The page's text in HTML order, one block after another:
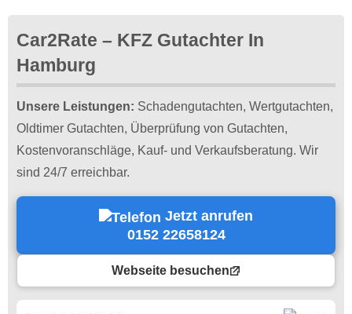
Car2Rate – KFZ Gutachter In
Hamburg
Unsere Leistungen: Schadengutachten, Wertgutachten,
Oldtimer Gutachten, Überprüfung von Gutachten,
Kostenvoranschläge, Kauf- und Verkaufsberatung. Wir
sind 24/7 erreichbar.
Jetzt anrufen
0152 22658124
Webseite besuchen